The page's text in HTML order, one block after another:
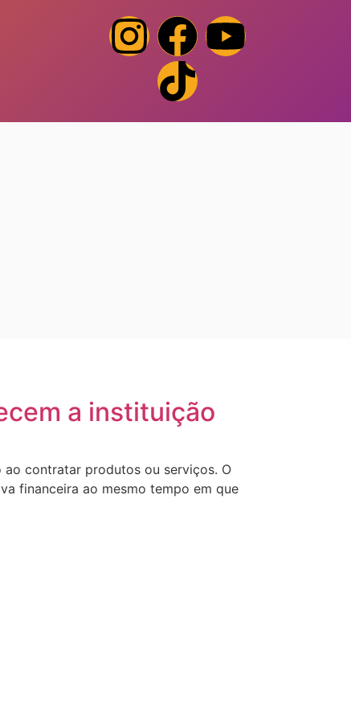
a instituição
ao contratar produtos ou serviços. O
financeira ao mesmo tempo em que